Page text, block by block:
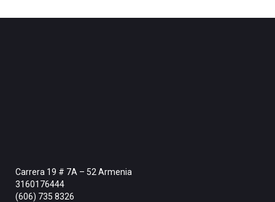
Carrera 19 # 7A – 52 Armenia
3160176444
(606) 735 8326